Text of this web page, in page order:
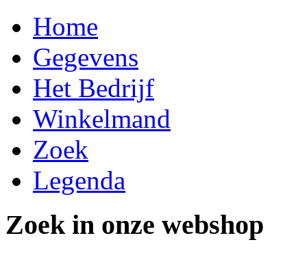
Home
Gegevens
Het Bedrijf
Winkelmand
Zoek
Legenda
Zoek in onze webshop